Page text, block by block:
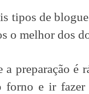
tipos de
o melhor dos
preparação é
forno e ir